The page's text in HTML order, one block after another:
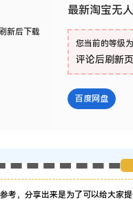
新后下载
最新淘宝无
您当前的等级为
评论后刷新
百度网盘
考，分享出来是为了可以给大家